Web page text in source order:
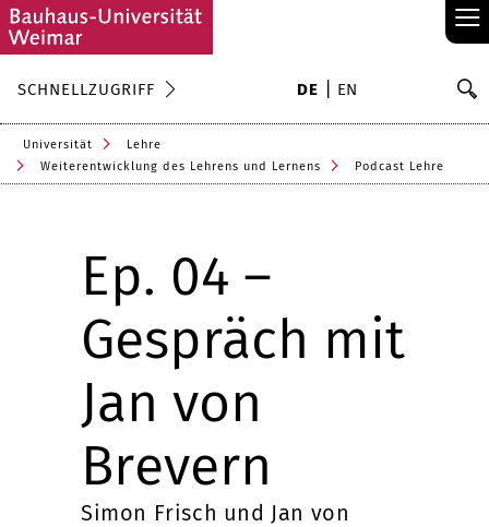
≡
SCHNELLZUGRIFF DE EN
Universität
Lehre
Weiterentwicklung des Lehrens und Lernens
Podcast Lehre
Ep. 04 –
Gespräch mit
Jan von
Brevern
Simon Frisch und Jan von